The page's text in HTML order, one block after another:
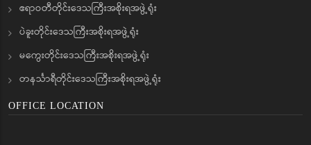
ဧရာဝတီတိုင်းဒေသကြီးအစိုးရအဖွဲ့ရုံး
ပဲခူးတိုင်းဒေသကြီးအစိုးရအဖွဲ့ရုံး
မကွေးတိုင်းဒေသကြီးအစိုးရအဖွဲ့ရုံး
တနင်္သာရီတိုင်းဒေသကြီးအစိုးရအဖွဲ့ရုံး
OFFICE LOCATION